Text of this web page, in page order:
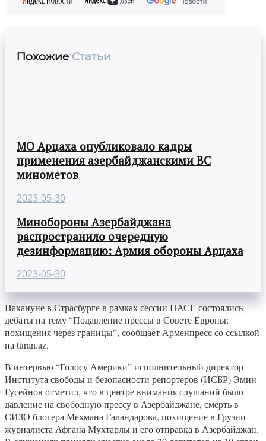
Похожие Статьи
МО Арцаха опубликовало кадры
применения азербайджанскими ВС
минометов
2023-05-30
Минобороны Азербайджана
распространило очередную
дезинформацию: Армия обороны Арцаха
2023-05-30
Накануне в Страсбурге в рамках сессии ПАСЕ состоялись
дебаты на тему “Подавление прессы в Совете Европы:
похищения через границы”, сообщает Арменпресс со ссылкой
на turan.az.
В интервью “Голосу Америки” исполнительный директор
Института свободы и безопасности репортеров (ИСБР) Эмин
Гусейнов отметил, что в центре внимания слушаний было
давление на свободную прессу в Азербайджане, смерть в
СИЗО блогера Мехмана Галандарова, похищение в Грузии
журналиста Афгана Мухтарлы и его отправка в Азербайджан.